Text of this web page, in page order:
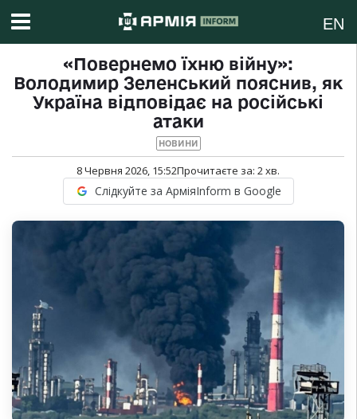
EN
«Повернемо їхню війну»:
Володимир Зеленський пояснив, як
Україна відповідає на російські
атаки
НОВИНИ
8 Червня 2026, 15:52Прочитаєте за: 2хв.
Слідкуйте за АрміяInform в Google